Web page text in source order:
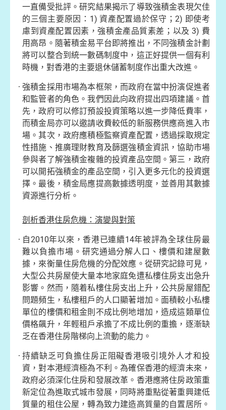
一直備受批評。研究結果揭示了導致強積金表現欠佳
的三個主要原因：1) 資產配置過於保守；2) 即使考
慮到資產配置因素，強積金產品質素差；以及 3) 費
用高昂。隨著積金易平台即將推出，不同強積金計劃
將可以整合到統一數碼制度中，這正好提供一個有利
時機，對香港的主要退休儲蓄制度作出重大改進。
強積金採用市場為本框架，而政府在當中扮演促進者
和監管者的角色。我們因此向政府提出四項建議。首
先，政府可以修訂預設投資策略以進一步降低費率，
而積金局亦可以邀請收費較低的新服務供應商進入市
場。其次，政府應積極監察資產配置，透過採取規定
性措施、推廣理財教育及篩選強積金資訊，協助市場
參與者了解強積金複雜的投資產品空間。第三，政府
可以開拓強積金的產品空間，引入更多元化的投資選
擇。最後，積金局應提高數據透明度，並善用其數據
資源進行分析。
剖析香港住房危機：演變與對策
自2010年以來，香港已連續14年被評為全球住房最
難以負擔市場。研究通過分解人口、樓價和建屋數
據，來衡量住房危機的分配效應。從研究記錄可見，
大型公共房屋使大量本地家庭免遭私樓住房支出急升
影響。然而，隨着私樓住房支出上升，公共房屋錯配
問題頻生，私樓租戶的人口顯著增加。面積較小私樓
單位的樓價和租金則不成比例地增加，造成這類單位
價格飆升，年輕租戶承擔了不成比例的重擔，逐漸缺
乏在香港住房階梯向上流動的能力。
持續缺乏可負擔住房正阻礙香港吸引境外人才和投
資，對本港經濟極為不利。為確保香港的經濟未來，
政府必須深化住房和發展改革。香港應將住房政策重
新定位為進取式城市發展，同時將重點從著重興建低
質量的租住公屋，轉為致力建造高質量的自置居所。